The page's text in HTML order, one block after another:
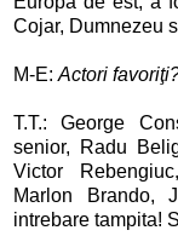
Cojar, Dumnezeu
M-E: Actori
T.T.: George
senior, Radu
Victor
Marlon Brando,
intrebare tampita!